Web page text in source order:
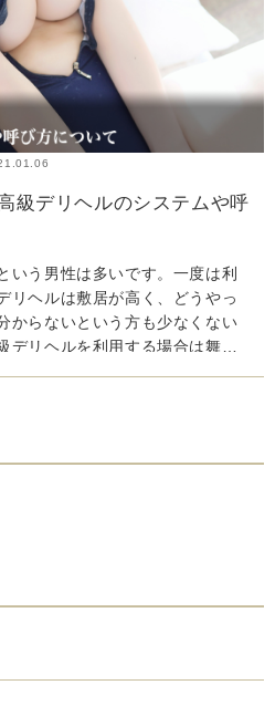
級デリヘルのシステムや呼
いう男性は多いです。一度は利
リヘルは敷居が高く、どうやっ
からないという方も少なくない
デリヘルを利用する場合は舞い